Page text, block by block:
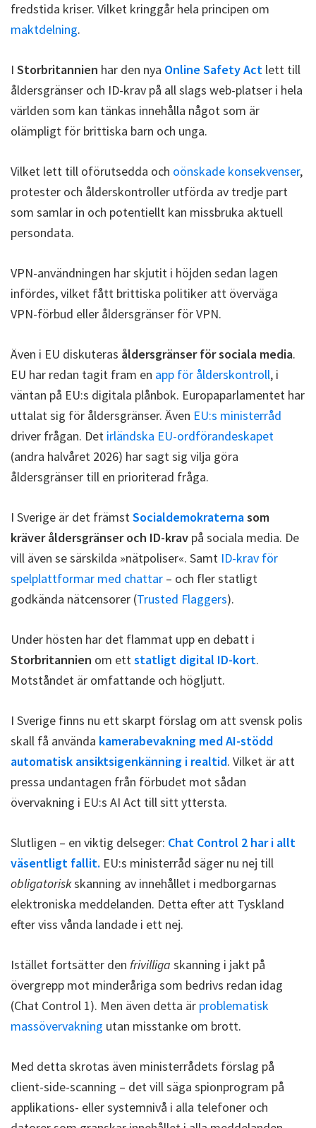
fredstida kriser. Vilket kringgår hela principen om
maktdelning.
I Storbritannien har den nya Online Safety Act lett till
åldersgränser och ID-krav på all slags web-platser i hela
världen som kan tänkas innehålla något som är
olämpligt för brittiska barn och unga.
Vilket lett till oförutsedda och oönskade konsekvenser,
protester och ålderskontroller utförda av tredje part
som samlar in och potentiellt kan missbruka aktuell
persondata.
VPN-användningen har skjutit i höjden sedan lagen
infördes, vilket fått brittiska politiker att överväga
VPN-förbud eller åldersgränser för VPN.
Även i EU diskuteras åldersgränser för sociala media.
EU har redan tagit fram en app för ålderskontroll, i
väntan på EU:s digitala plånbok. Europaparlamentet har
uttalat sig för åldersgränser. Även EU:s ministerråd
driver frågan. Det irländska EU-ordförandeskapet
(andra halvåret 2026) har sagt sig vilja göra
åldersgränser till en prioriterad fråga.
I Sverige är det främstSocialdemokraternasom
kräver åldersgränser och ID-krav på sociala media. De
vill även se särskilda »nätpoliser«. Samt ID-krav för
spelplattformar med chattar – och fler statligt
godkända nätcensorer (Trusted Flaggers).
Under hösten har det flammat upp en debatt i
Storbritannien om ettstatligt digital ID-kort.
Motståndet är omfattande och högljutt.
I Sverige finns nu ett skarpt förslag om att svensk polis
skall få använda kamerabevakning med AI-stödd
automatisk ansiktsigenkänning i realtid. Vilket är att
pressa undantagen från förbudet mot sådan
övervakning i EU:s AI Act till sitt yttersta.
Slutligen – en viktig delseger: Chat Control 2 har i allt
väsentligt fallit. EU:s ministerråd säger nu nej till
obligatoriskskanning av innehållet i medborgarnas
elektroniska meddelanden. Detta efter att Tyskland
efter viss vånda landade i ett nej.
Istället fortsätter den frivilliga skanning i jakt på
övergrepp mot minderåriga som bedrivs redan idag
(Chat Control 1). Men även detta är problematisk
massövervakning utan misstanke om brott.
Med detta skrotas även ministerrådets förslag på
client-side-scanning – det vill säga spionprogram på
applikations- eller systemnivå i alla telefoner och